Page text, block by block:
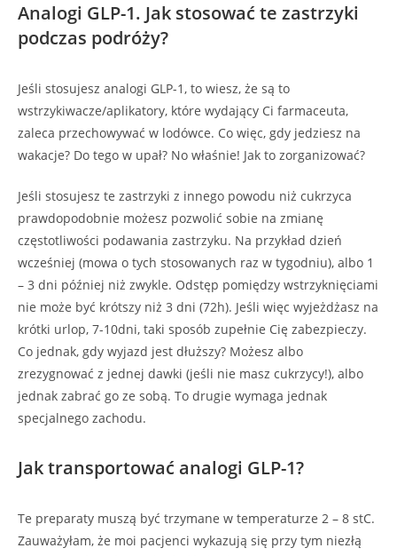
Analogi GLP-1. Jak stosować te zastrzyki
podczas podróży?
Jeśli stosujesz analogi GLP-1, to wiesz, że są to
wstrzykiwacze/aplikatory, które wydający Ci farmaceuta,
zaleca przechowywać w lodówce. Co więc, gdy jedziesz na
wakacje? Do tego w upał? No właśnie! Jak to zorganizować?
Jeśli stosujesz te zastrzyki z innego powodu niż cukrzyca
prawdopodobnie możesz pozwolić sobie na zmianę
częstotliwości podawania zastrzyku. Na przykład dzień
wcześniej (mowa o tych stosowanych raz w tygodniu), albo 1
– 3 dni później niż zwykle. Odstęp pomiędzy wstrzyknięciami
nie może być krótszy niż 3 dni (72h). Jeśli więc wyjeżdżasz na
krótki urlop, 7-10dni, taki sposób zupełnie Cię zabezpieczy.
Co jednak, gdy wyjazd jest dłuższy? Możesz albo
zrezygnować z jednej dawki (jeśli nie masz cukrzycy!), albo
jednak zabrać go ze sobą. To drugie wymaga jednak
specjalnego zachodu.
Jak transportować analogi GLP-1?
Te preparaty muszą być trzymane w temperaturze 2 – 8 stC.
Zauważyłam, że moi pacjenci wykazują się przy tym niezłą